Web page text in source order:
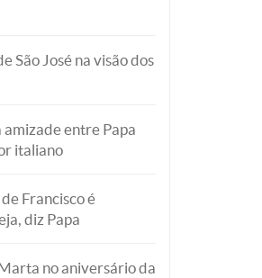
São José na visão dos
entre Papa
italiano
Francisco é
diz Papa
no aniversário da